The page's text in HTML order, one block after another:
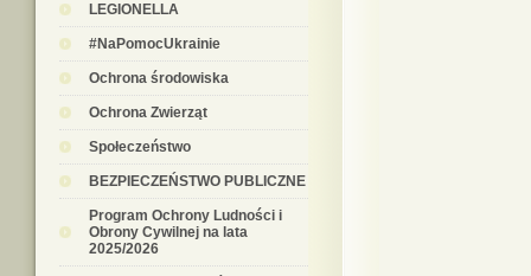
LEGIONELLA
#NaPomocUkrainie
Ochrona środowiska
Ochrona Zwierząt
Społeczeństwo
BEZPIECZEŃSTWO PUBLICZNE
Program Ochrony Ludności i
Obrony Cywilnej na lata
2025/2026